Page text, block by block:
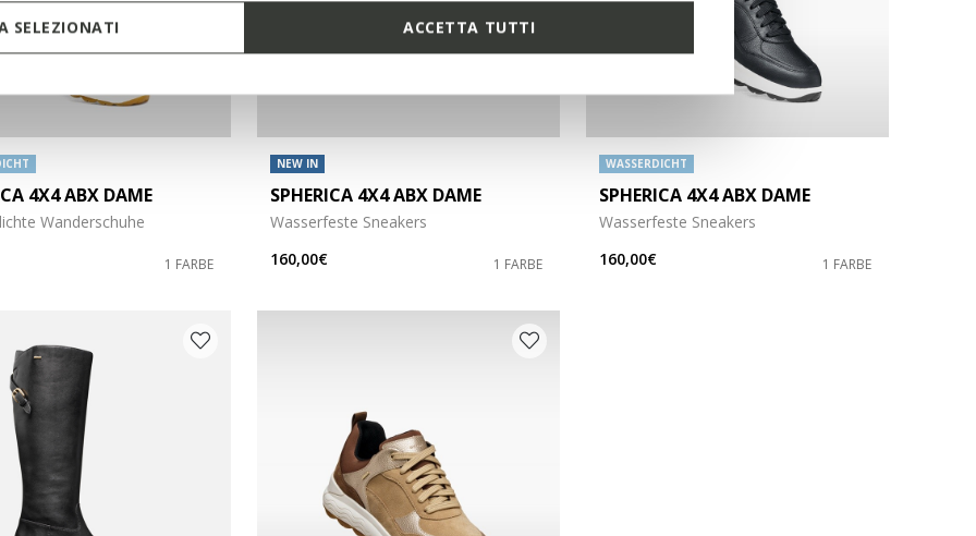
SELEZIONATI ACCETTA TUTTI
4X4 ABX DAME
Wanderschuhe
1 FARBE
NEW IN
SPHERICA 4X4 ABX DAME
Wasserfeste Sneakers
160,00€
1 FARBE
WASSERDICHT
SPHERICA 4X4 ABX DAME
Wasserfeste Sneakers
160,00€
1 FARBE